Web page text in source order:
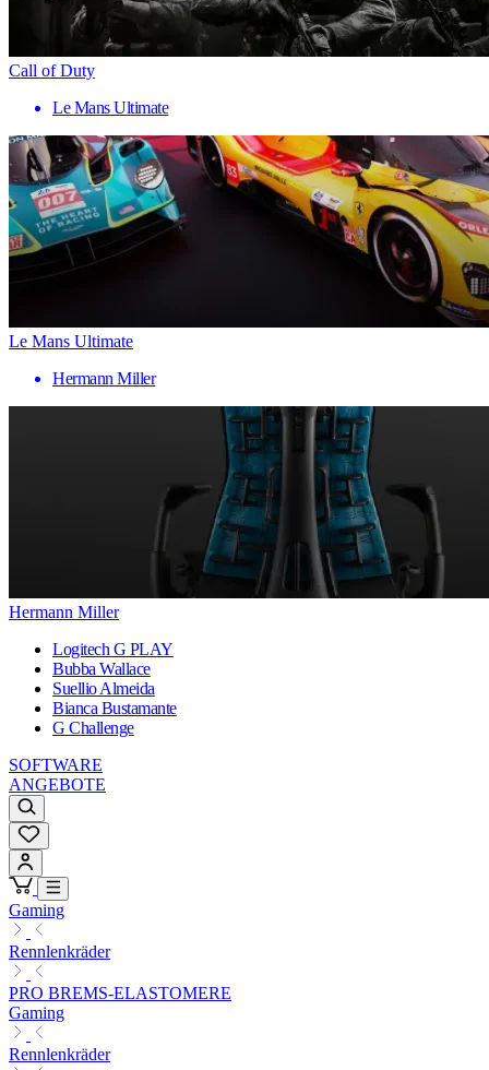
Call of Duty
Le Mans Ultimate
Le Mans Ultimate
Hermann Miller
Hermann Miller
Logitech G PLAY
Bubba Wallace
Suellio Almeida
Bianca Bustamante
G Challenge
SOFTWARE
ANGEBOTE
Gaming
Rennlenkräder
PRO BREMS-ELASTOMERE
Gaming
Rennlenkräder